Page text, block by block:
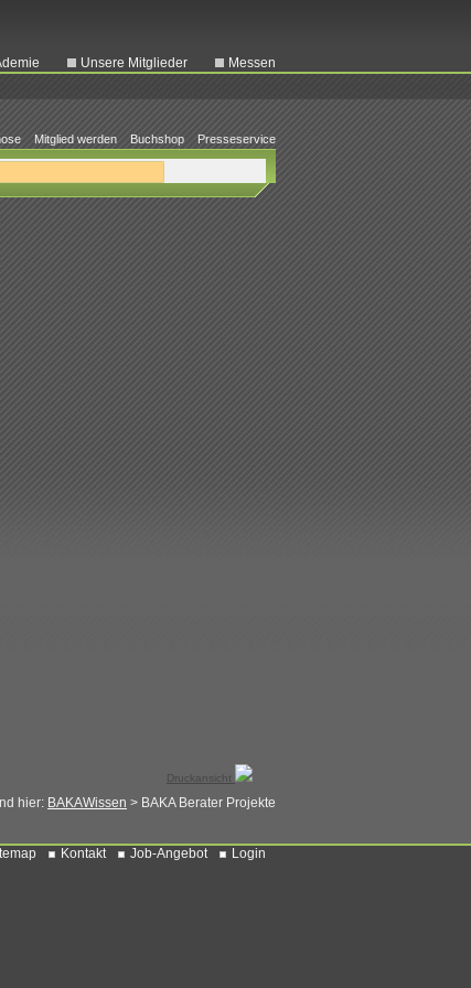
Unsere Mitglieder Messen
Presseservice
Buchshop
Mitglied werden
Druckansicht
hier: BAKAWissen > BAKA Berater Projekte
Kontakt Job-Angebot Login